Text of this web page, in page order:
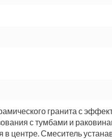
гранита с
с тумбами и
в центре. Смеситель